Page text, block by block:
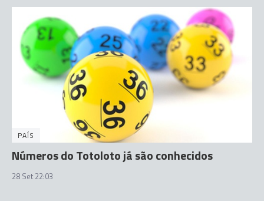
PAÍS
Números do Totoloto já são conhecidos
28 Set 22:03